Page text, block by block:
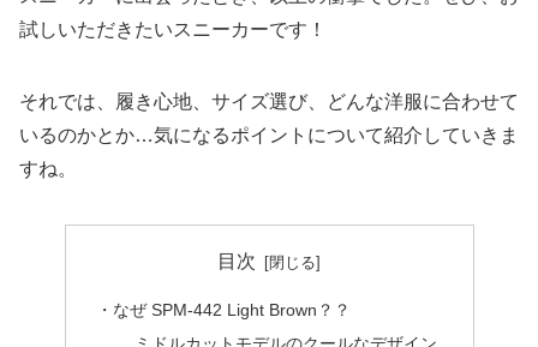
試しいただきたいスニーカーです！
それでは、履き心地、サイズ選び、どんな洋服に合わせて
いるのかとか…気になるポイントについて紹介していきま
すね。
目次
・なぜ SPM-442 Light Brown？？
ミドルカットモデルのクールなデザイン